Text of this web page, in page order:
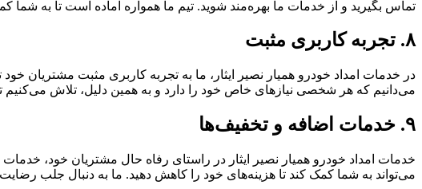
تماس بگیرید و از خدمات ما بهره‌مند شوید. تیم ما همواره آماده است تا به شما
۸. تجربه کاربری مثبت
در خدمات امداد خودرو همیار نصیر ایثار، ما به تجربه کاربری مثبت مشتریان
می‌دانیم که هر شخصی نیازهای خاص خود را دارد و به همین دلیل، تلاش می‌کنیم
۹. خدمات اضافه و تخفیف‌ها
خدمات امداد خودرو همیار نصیر ایثار در راستای رفاه حال مشتریان خود،
می‌تواند به شما کمک کند تا هزینه‌های خود را کاهش دهید. ما به دنبال جلب